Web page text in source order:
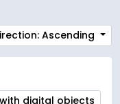
Ascending
digital objects